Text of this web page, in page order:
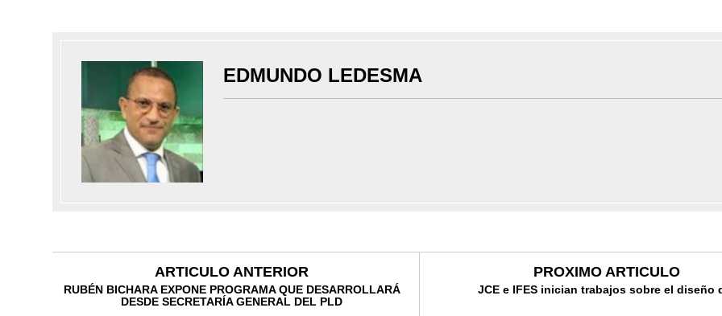
EDMUNDO LEDESMA
ARTICULO ANTERIOR
RUBÉN BICHARA EXPONE PROGRAMA QUE DESARROLLARÁ
DESDE SECRETARÍA GENERAL DEL PLD
PROXIMO ARTICULO
JCE e IFES inician trabajos sobre el diseño